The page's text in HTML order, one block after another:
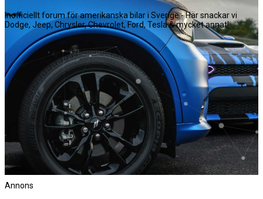
Inofficiellt forum för amerikanska bilar i Sverige - Här snackar vi
Dodge, Jeep, Chrysler, Chevrolet, Ford, Tesla & mycket annat!
Annons